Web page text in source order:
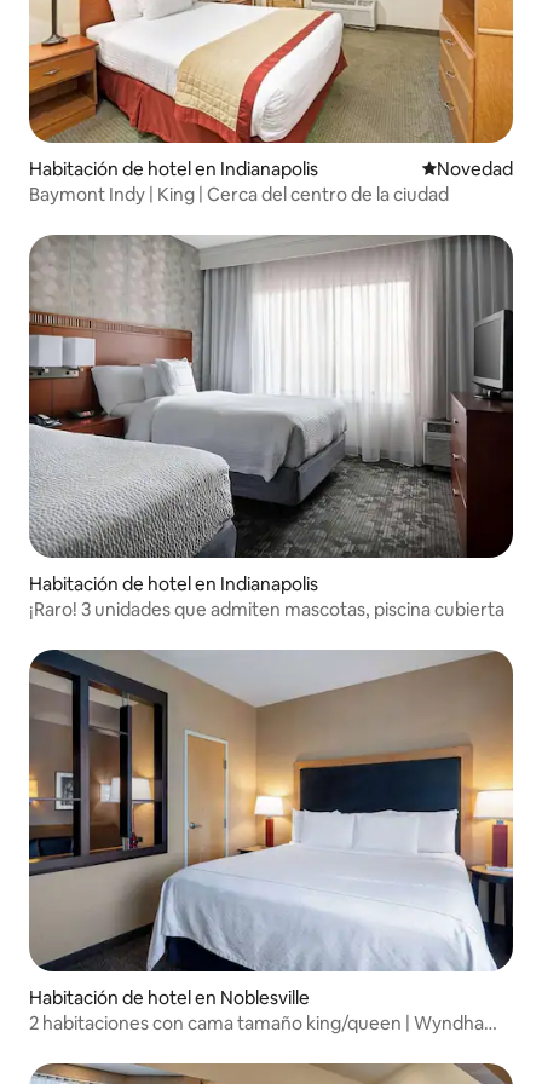
Habitación de hotel en Indianapolis Lugar para
Novedad
Baymont Indy | King | Cerca del centro de la ciudad
Habitación de hotel en Indianapolis
¡Raro! 3 unidades que admiten mascotas, piscina cubierta
Habitación de hotel en Noblesville
2 habitaciones con cama tamaño king/queen | Wyndham